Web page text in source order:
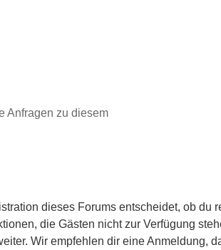
Anfragen zu diesem
dieses Forums entscheidet, ob du
die Gästen nicht zur Verfügung
Wir empfehlen dir eine Anmeldung,